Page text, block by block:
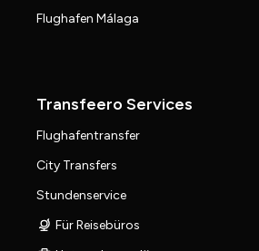
Flughafen Málaga
Transfeero Services
Flughafentransfer
City Transfers
Stundenservice
Für Reisebüros